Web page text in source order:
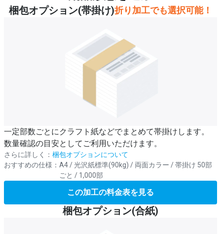
梱包オプション(帯掛け)折り加工でも選択可能！
一定部数ごとにクラフト紙などでまとめて帯掛けします。
数量確認の目安としてご利用いただけます。
さらに詳しく： 梱包オプションについて
おすすめの仕様： A4 / 光沢紙標準(90kg) / 両面カラー / 帯掛け 50部
ごと / 1,000部
この加工の料金表を見る
梱包オプション(合紙)